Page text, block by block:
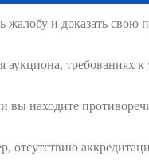
и доказать свою
требованиях к
вы находите
отсутствию